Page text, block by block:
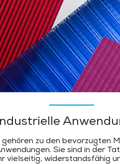
zu den bevorzugten
Sie sind in der
vielseitig, widerstandsfähig